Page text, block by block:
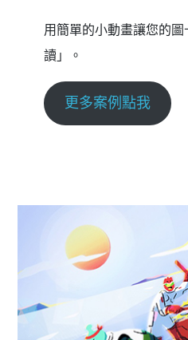
用簡單的小動畫讓您的
讀」。
更多案例點我